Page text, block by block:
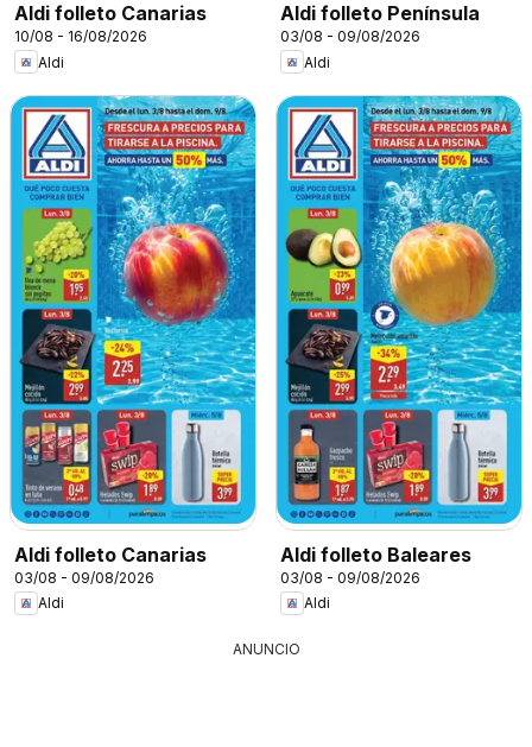
Aldi folleto Canarias
10/08 - 16/08/2026
Aldi
Aldi folleto Península
03/08 - 09/08/2026
Aldi
Aldi folleto Canarias
03/08 - 09/08/2026
Aldi
Aldi folleto Baleares
03/08 - 09/08/2026
Aldi
ANUNCIO